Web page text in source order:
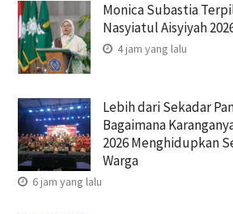
Monica Subastia
Nasyiatul Aisyiyah
4 jam yang lalu
Lebih dari Sekadar
Bagaimana
2026 Menghidupkan
Warga
6 jam yang lalu